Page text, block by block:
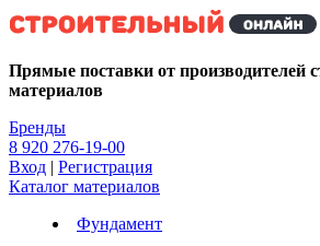
Kg
Прямые поставки от производителей
материалов
Бренды
8 920 276-19-00
Вход | Регистрация
Каталог материалов
Фундамент